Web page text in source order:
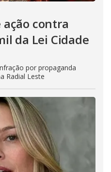
ação contra
da Lei Cidade
por propaganda
Radial Leste